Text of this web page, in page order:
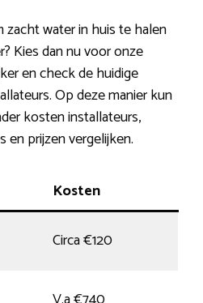
water in huis te halen
Kies dan nu voor onze
en check de huidige
Op deze manier kun
kosten installateurs,
en prijzen vergelijken.
Kosten
Circa €120